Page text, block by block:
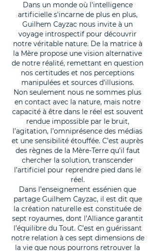
Dans un monde où l'intelligence
artificielle s'incarne de plus en plus,
Guilhem Cayzac nous invite à un
voyage introspectif pour découvrir
notre véritable nature. De la matrice à
la Mère propose une vision alternative
de notre réalité, remettant en question
nos certitudes et nos perceptions
manipulées et sources d’illusions.
Non seulement nous ne sommes plus
en contact avec la nature, mais notre
capacité à être dans le réel est souvent
rendue impossible par le bruit,
l’agitation, l’omniprésence des médias
et une sensibilité étouffée. C’est auprès
des règnes de la Mère-Terre qu’il faut
chercher la solution, transcender
l’artificiel pour reprendre pied dans le
réel.
Dans l’enseignement essénien que
partage Guilhem Cayzac, il est dit que
la création naturelle est constituée de
sept royaumes, dont l’Alliance garantit
l’équilibre du Tout. C’est en guérissant
notre relation à ces sept dimensions de
la vie que nous pourrons retrouver la